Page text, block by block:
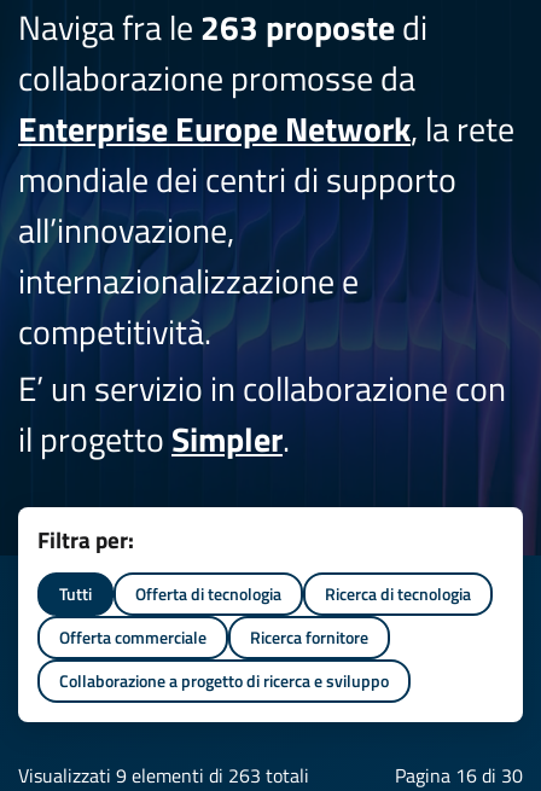
Naviga fra le263 propostedi
collaborazione promosse da
Enterprise Europe Network, la rete
mondiale dei centri di supporto
all’innovazione,
internazionalizzazione e
competitività.
E’ un servizio in collaborazione con
il progettoSimpler.
Filtra per:
Tutti Offerta di tecnologia
Ricerca di tecnologia
Offerta commerciale
Ricerca fornitore
Collaborazione a progetto di ricerca e sviluppo
Visualizzati 9 elementi di 263 totali Pagina 16 di 30